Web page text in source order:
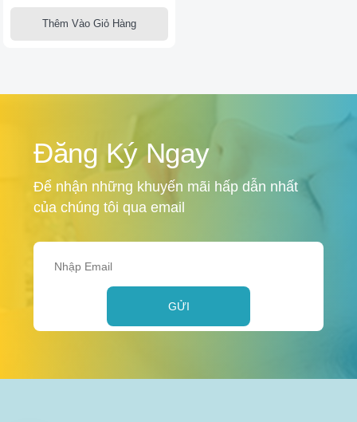
Thêm Vào Giỏ Hàng
Đăng Ký Ngay
Để nhận những khuyến mãi hấp dẫn nhất
của chúng tôi qua email
GỬI